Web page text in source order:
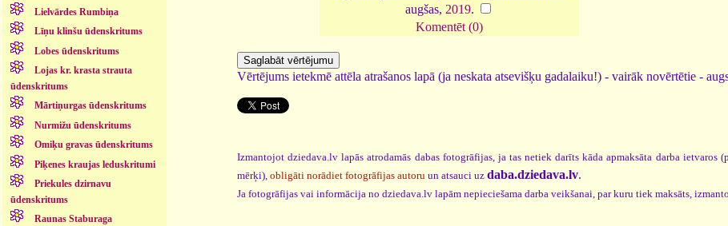
Lielvārdes Rumbiņa
Līņu klinšu ūdenskritums
Lobes ūdenskritums
Lojas kr. krasta strauta
ūdenskritums
Mārtiņurgas ūdenskritums
Nurmižu ūdenskritums
Omiķu gravas ūdenskritums
Piķenes kraujas leduskritumi
Priekules dzirnavu
ūdenskritums
Raunas Staburaga
augšas, 2019.
Komentēt (0)
Vērtējums ietekmē attēla atrašanos lapā (ja neskata atsevišķu gadalaiku!) - vairāk novērtētie -
Izmantojot dziedava.lv lapās atrodamās dabas fotogrāfijas, ja tas netiek darīts kāda apmaksāta darba ietvaros
mērķi), obligāti norādiet fotogrāfijas autoru un atsauci uz daba.dziedava.lv.
Ja fotogrāfijas vai informācija no dziedava.lv lapām nepieciešama darba veikšanai, par kuru tiek maksāts,